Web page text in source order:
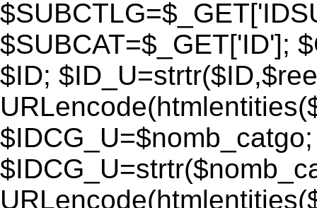
$SUBCAT=$_GET['ID'];
$ID;
$IDCG_U=$nomb_catgo;